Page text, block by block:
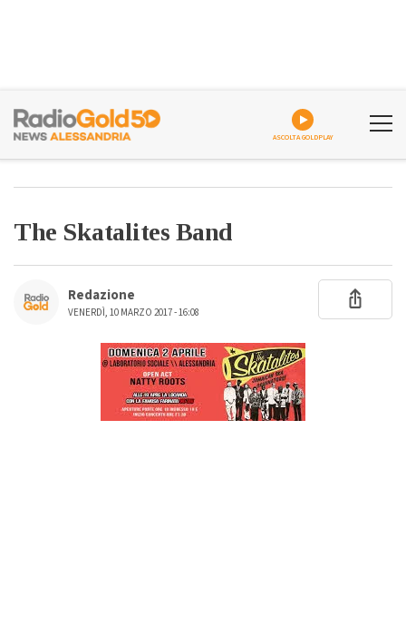
ASCOLTA GOLDPLAY
The Skatalites Band
Redazione
VENERDÌ, 10 MARZO 2017 - 16:08